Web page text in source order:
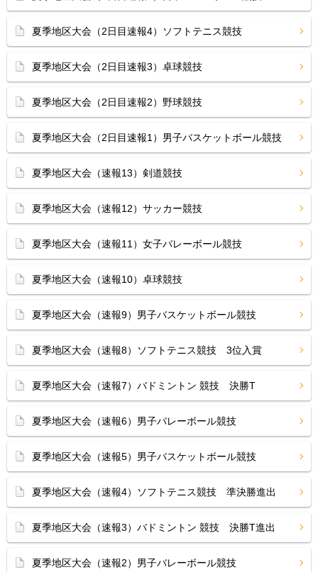
夏季地区大会（2日目速報4）ソフトテニス競技
夏季地区大会（2日目速報3）卓球競技
夏季地区大会（2日目速報2）野球競技
夏季地区大会（2日目速報1）男子バスケットボール競技
夏季地区大会（速報13）剣道競技
夏季地区大会（速報12）サッカー競技
夏季地区大会（速報11）女子バレーボール競技
夏季地区大会（速報10）卓球競技
夏季地区大会（速報9）男子バスケットボール競技
夏季地区大会（速報8）ソフトテニス競技 3位入賞
夏季地区大会（速報7）バドミントン 競技 決勝T
夏季地区大会（速報6）男子バレーボール競技
夏季地区大会（速報5）男子バスケットボール競技
夏季地区大会（速報4）ソフトテニス競技 準決勝進出
夏季地区大会（速報3）バドミントン 競技 決勝T進出
夏季地区大会（速報2）男子バレーボール競技